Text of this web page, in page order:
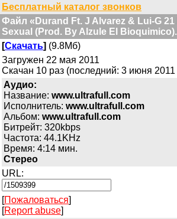
Бесплатный каталог звонков
Файл «Durand Ft. J Alvarez & Lui-G
Sexual (Prod. By Alzule El
[Скачать] (9.8Мб)
Загружен 22 мая 2011
Скачан 10 раз (последний: 3 июня
Аудио:
Название: www.ultrafull.com
Исполнитель: www.ultrafull.com
Альбом: www.ultrafull.com
Битрейт: 320kbps
Частота: 44.1KHz
Время: 4:14 мин.
Стерео
URL:
[Пожаловаться]
[Report abuse]